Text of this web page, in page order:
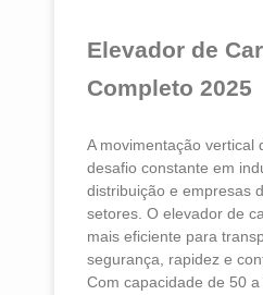
Elevador de
Completo 2025
A movimentação vertical
desafio constante em
distribuição e empresas
setores. O elevador de
mais eficiente para
segurança, rapidez e
Com capacidade de 50